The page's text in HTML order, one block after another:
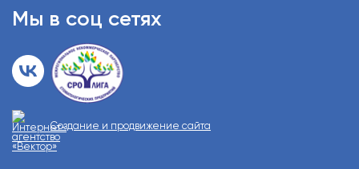
Мы в соц сетях
Создание и продвижение сайта